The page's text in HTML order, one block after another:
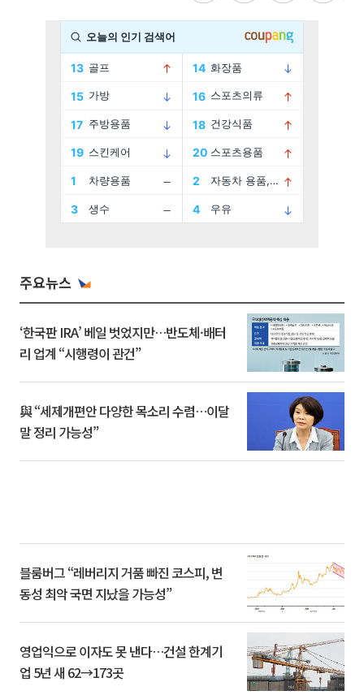
주요뉴스
‘한국판 IRA’ 베일 벗었지만…반도체·배터
리 업계 “시행령이 관건”
與 “세제개편안 다양한 목소리 수렴…이달
말 정리 가능성”
블룸버그 “레버리지 거품 빠진 코스피, 변
동성 최악 국면 지났을 가능성”
영업익으로 이자도 못 낸다…건설 한계기
업 5년 새 62→173곳